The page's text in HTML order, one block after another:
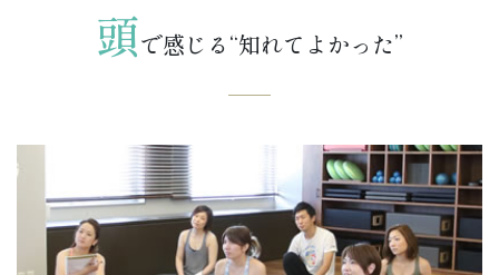
頭で感じる“知れてよかった”